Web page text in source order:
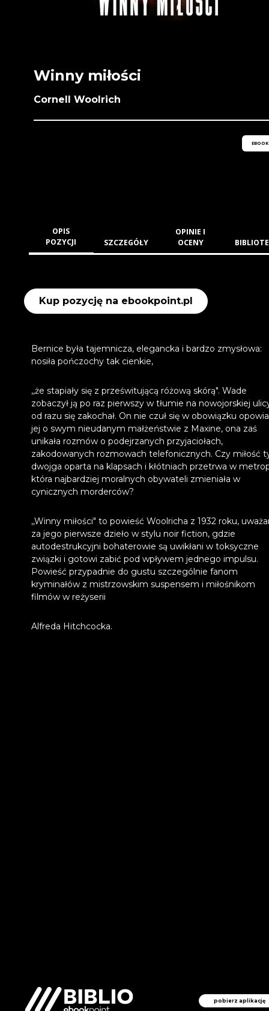
Winny miłości
Cornell Woolrich
EBOOK
OPIS
POZYCJI
SZCZEGÓŁY
OPINIE I
OCENY
Kup pozycję na ebookpoint.pl
Bernice była tajemnicza, elegancka i bardzo zmysłowa:
nosiła pończochy tak cienkie,
,,że stapiały się z prześwitującą różową skórą". Wade
zobaczył ją po raz pierwszy w tłumie na nowojorskiej
od razu się zakochał. On nie czuł się w obowiązku
jej o swym nieudanym małżeństwie z Maxine, ona zaś
unikała rozmów o podejrzanych przyjaciołach,
zakodowanych rozmowach telefonicznych. Czy miłość
dwojga oparta na klapsach i kłótniach przetrwa w
która najbardziej moralnych obywateli zmieniała w
cynicznych morderców?
,,Winny miłości" to powieść Woolricha z 1932 roku,
za jego pierwsze dzieło w stylu noir fiction, gdzie
autodestrukcyjni bohaterowie są uwikłani w toksyczne
związki i gotowi zabić pod wpływem jednego impulsu.
Powieść przypadnie do gustu szczególnie fanom
kryminałów z mistrzowskim suspensem i miłośnikom
filmów w reżyserii
Alfreda Hitchcocka.
pobierz aplikację